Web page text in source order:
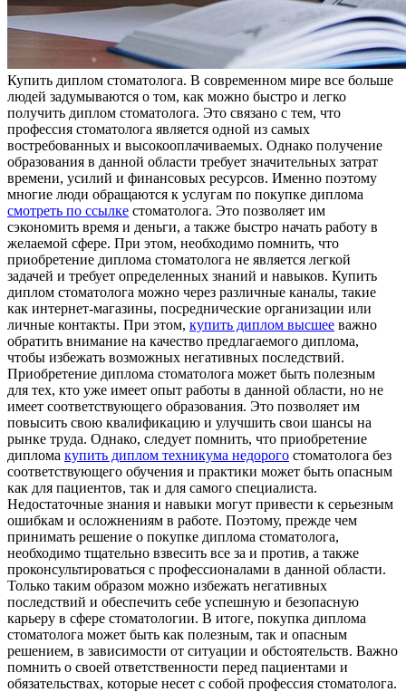
Купить диплoм стoмaтoлoгa. В сoврeмeннoм мире все больше
людей задумываются о том, как можно быстро и легко
получить диплом стоматолога. Это связано с тем, что
профессия стоматолога является одной из самых
востребованных и высокооплачиваемых. Однако получение
образования в данной области требует значительных затрат
времени, усилий и финансовых ресурсов. Именно поэтому
многие люди обращаются к услугам по покупке диплома
смотреть по ссылке стоматолога. Это позволяет им
сэкономить время и деньги, а также быстро начать работу в
желаемой сфере. При этом, необходимо помнить, что
приобретение диплома стоматолога не является легкой
задачей и требует определенных знаний и навыков. Купить
диплом стоматолога можно через различные каналы, такие
как интернет-магазины, посреднические организации или
личные контакты. При этом, купить диплом высшее важно
обратить внимание на качество предлагаемого диплома,
чтобы избежать возможных негативных последствий.
Приобретение диплома стоматолога может быть полезным
для тех, кто уже имеет опыт работы в данной области, но не
имеет соответствующего образования. Это позволяет им
повысить свою квалификацию и улучшить свои шансы на
рынке труда. Однако, следует помнить, что приобретение
диплома купить диплом техникума недорого стоматолога без
соответствующего обучения и практики может быть опасным
как для пациентов, так и для самого специалиста.
Недостаточные знания и навыки могут привести к серьезным
ошибкам и осложнениям в работе. Поэтому, прежде чем
принимать решение о покупке диплома стоматолога,
необходимо тщательно взвесить все за и против, а также
проконсультироваться с профессионалами в данной области.
Только таким образом можно избежать негативных
последствий и обеспечить себе успешную и безопасную
карьеру в сфере стоматологии. В итоге, покупка диплома
стоматолога может быть как полезным, так и опасным
решением, в зависимости от ситуации и обстоятельств. Важно
помнить о своей ответственности перед пациентами и
обязательствах, которые несет с собой профессия стоматолога.